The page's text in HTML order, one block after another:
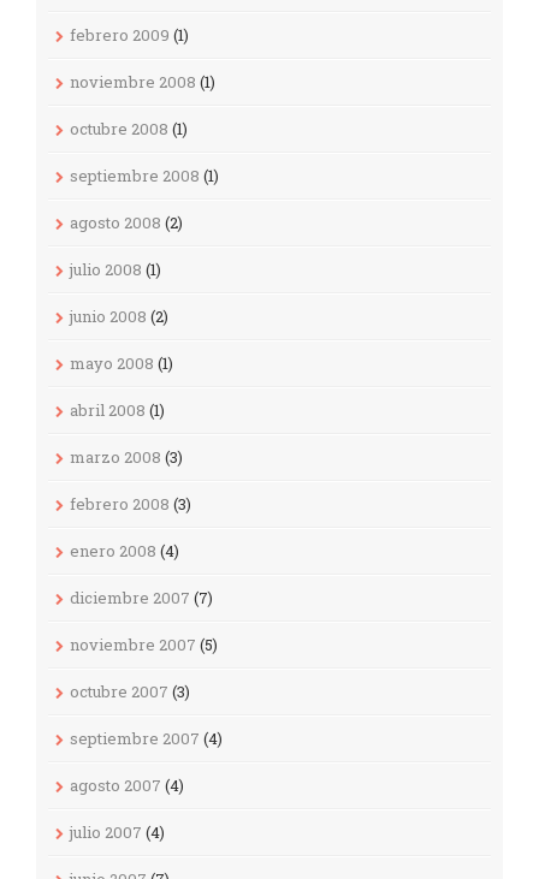
febrero 2009 (1)
noviembre 2008 (1)
octubre 2008 (1)
septiembre 2008 (1)
agosto 2008 (2)
julio 2008 (1)
junio 2008 (2)
mayo 2008 (1)
abril 2008 (1)
marzo 2008 (3)
febrero 2008 (3)
enero 2008 (4)
diciembre 2007 (7)
noviembre 2007 (5)
octubre 2007 (3)
septiembre 2007 (4)
agosto 2007 (4)
julio 2007 (4)